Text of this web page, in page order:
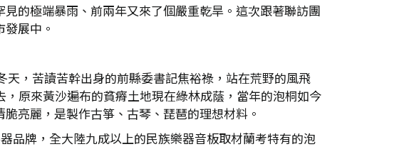
的極端暴雨、前兩年又來了個嚴重乾旱。這次跟著聯訪團
展中。
，苦讀苦幹出身的前縣委書記焦裕祿，站在荒野的風飛
原來黃沙遍布的貧瘠土地現在綠林成蔭，當年的泡桐如今
亮麗，是製作古箏、古琴、琵琶的理想材料。
品牌，全大陸九成以上的民族樂器音板取材蘭考特有的泡